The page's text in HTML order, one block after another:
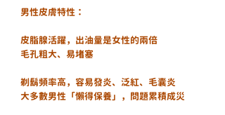
男性皮膚特性：
皮脂腺活躍，出油量是女性的兩倍
毛孔粗大、易堵塞
剃鬍頻率高，容易發炎、泛紅、毛囊炎
大多數男性「懶得保養」，問題累積成災